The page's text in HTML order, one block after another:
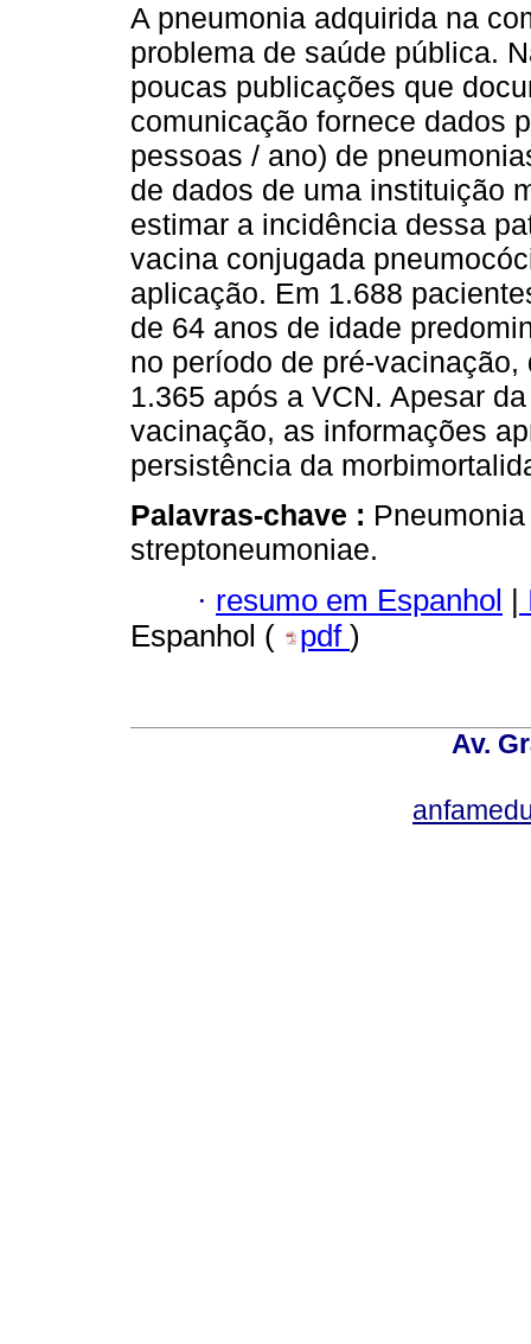
A pneumonia adquirida na
problema de saúde pública.
poucas publicações que
comunicação fornece dados
pessoas / ano) de
de dados de uma instituição
estimar a incidência dessa
vacina conjugada
aplicação. Em 1.688
de 64 anos de idade
no período de pré-
1.365 após a VCN. Apesar
vacinação, as informações
persistência da
Palavras-chave :
streptoneumoniae.
· resumo em Espanhol |
Espanhol (
pdf )
Av.